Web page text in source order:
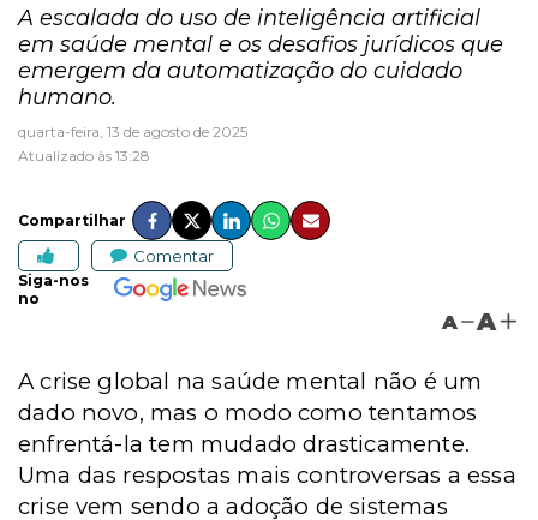
A escalada do uso de inteligência artificial
em saúde mental e os desafios jurídicos que
emergem da automatização do cuidado
humano.
quarta-feira, 13 de agosto de 2025
Atualizado às 13:28
Compartilhar
Comentar
Siga-nos
no
A A
A crise global na saúde mental não é um
dado novo, mas o modo como tentamos
enfrentá-la tem mudado drasticamente.
Uma das respostas mais controversas a essa
crise vem sendo a adoção de sistemas